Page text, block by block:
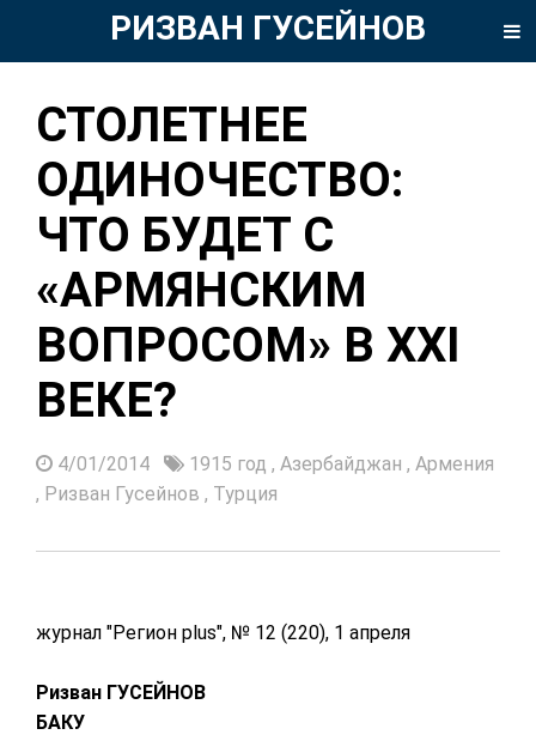
РИЗВАН ГУСЕЙНОВ
СТОЛЕТНЕЕ
ОДИНОЧЕСТВО:
ЧТО БУДЕТ С
«АРМЯНСКИМ
ВОПРОСОМ» В XXI
ВЕКЕ?
4/01/2014 1915 год , Азербайджан , Армения
, Ризван Гусейнов , Турция
журнал "Регион plus", № 12 (220), 1 апреля
Ризван ГУСЕЙНОВ
БАКУ